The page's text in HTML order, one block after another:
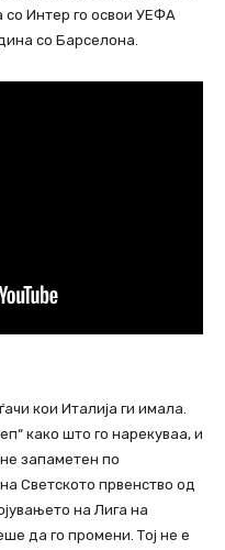
со Интер го освои УЕФА
со Барселона.
кои Италија ги имала.
како што го нарекуваа, и
запаметен по
Светското првенство од
на Лига на
да го промени. Тој не е